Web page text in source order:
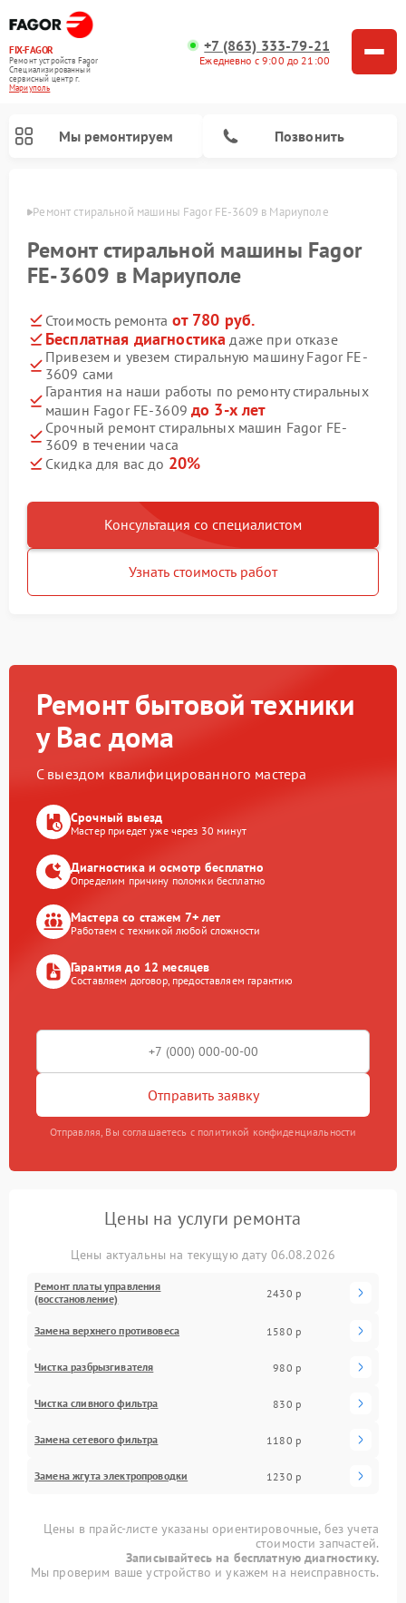
FIX-FAGOR
Ремонт устройств Fagor
Специализированный
cервисный центр г.
Мариуполь
+7 (863) 333-79-21
Ежедневно с 9:00 до 21:00
Мы ремонтируем Позвонить
Ремонт стиральной машины Fagor FE-3609 в Мариуполе
Ремонт стиральной машины Fagor
FE-3609 в Мариуполе
Стоимость ремонта от 780 руб.
Бесплатная диагностика даже при отказе
Привезем и увезем стиральную машину Fagor FE-
3609 сами
Гарантия на наши работы по ремонту стиральных
машин Fagor FE-3609 до 3-х лет
Срочный ремонт стиральных машин Fagor FE-
3609 в течении часа
Скидка для вас до 20%
Консультация со специалистом
Узнать стоимость работ
Ремонт бытовой техники
у Вас дома
С выездом квалифицированного мастера
Срочный выезд
Мастер приедет уже через 30 минут
Диагностика и осмотр бесплатно
Определим причину поломки бесплатно
Мастера со стажем 7+ лет
Работаем с техникой любой сложности
Гарантия до 12 месяцев
Составляем договор, предоставляем гарантию
Отправить заявку
Отправляя, Вы соглашаетесь с политикой конфиденциальности
Цены на услуги ремонта
Цены актуальны на текущую дату 06.08.2026
Ремонт платы управления
(восстановление)
2430 р
Замена верхнего противовеса 1580 р
Чистка разбрызгивателя 980 р
Чистка сливного фильтра 830 р
Замена сетевого фильтра 1180 р
Замена жгута электропроводки 1230 р
Цены в прайс-листе указаны ориентировочные, без учета
стоимости запчастей.
Записывайтесь на бесплатную диагностику.
Мы проверим ваше устройство и укажем на неисправность.